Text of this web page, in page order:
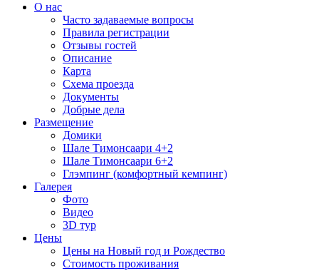
О нас
Часто задаваемые вопросы
Правила регистрации
Отзывы гостей
Описание
Карта
Схема проезда
Документы
Добрые дела
Размещение
Домики
Шале Тимонсаари 4+2
Шале Тимонсаари 6+2
Глэмпинг (комфортный кемпинг)
Галерея
Фото
Видео
3D тур
Цены
Цены на Новый год и Рождество
Стоимость проживания